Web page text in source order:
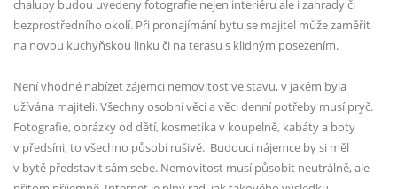
chalupy budou uvedeny fotografie nejen interiéru ale i zahrady či
bezprostředního okolí. Při pronajímání bytu se majitel může zaměřit
na novou kuchyňskou linku či na terasu s klidným posezením.
Není vhodné nabízet zájemci nemovitost ve stavu, v jakém byla
užívána majiteli. Všechny osobní věci a věci denní potřeby musí pryč.
Fotografie, obrázky od dětí, kosmetika v koupelně, kabáty a boty
v předsíni, to všechno působí rušivě. Budoucí nájemce by si měl
v bytě představit sám sebe. Nemovitost musí působit neutrálně, ale